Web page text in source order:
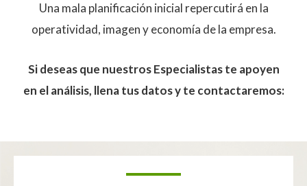
Una mala planificación inicial repercutirá en la
operatividad, imagen y economía de la empresa.
Si deseas que nuestros Especialistas te apoyen
en el análisis, llena tus datos y te contactaremos: